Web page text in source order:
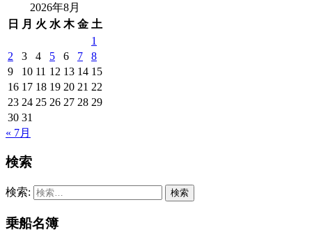
2026年8月
日
月 火 水 木 金 土
1
2
3 4 5 6 7
8
9
10 11 12 13 14 15
16 17 18 19 20 21 22
23 24 25 26 27 28 29
30 31
« 7月
検索
検索:
乗船名簿